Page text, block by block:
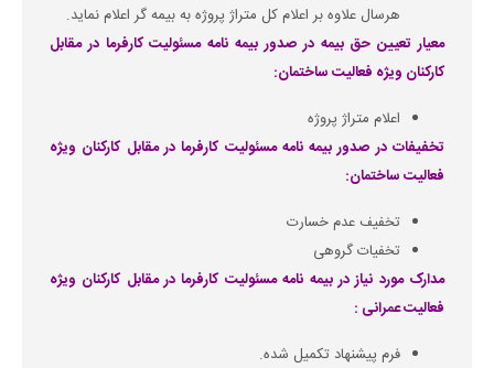
هرسال علاوه بر اعلام کل متراژ پروژه به بیمه گر اعلام نماید.
معیار تعیین حق بیمه در صدور بیمه نامه مسئولیت کارفرما در مقابل
کارکنان ویژه فعالیت ساختمان:
اعلام متراژ پروژه
تخفیفات در صدور بیمه نامه مسئولیت کارفرما در مقابل کارکنان ویژه
فعالیت ساختمان:
تخفیف عدم خسارت
تخفیات گروهی
مدارک مورد نیاز در بیمه نامه مسئولیت کارفرما در مقابل کارکنان ویژه
فعالیت عمرانی :
فرم پیشنهاد تکمیل شده.